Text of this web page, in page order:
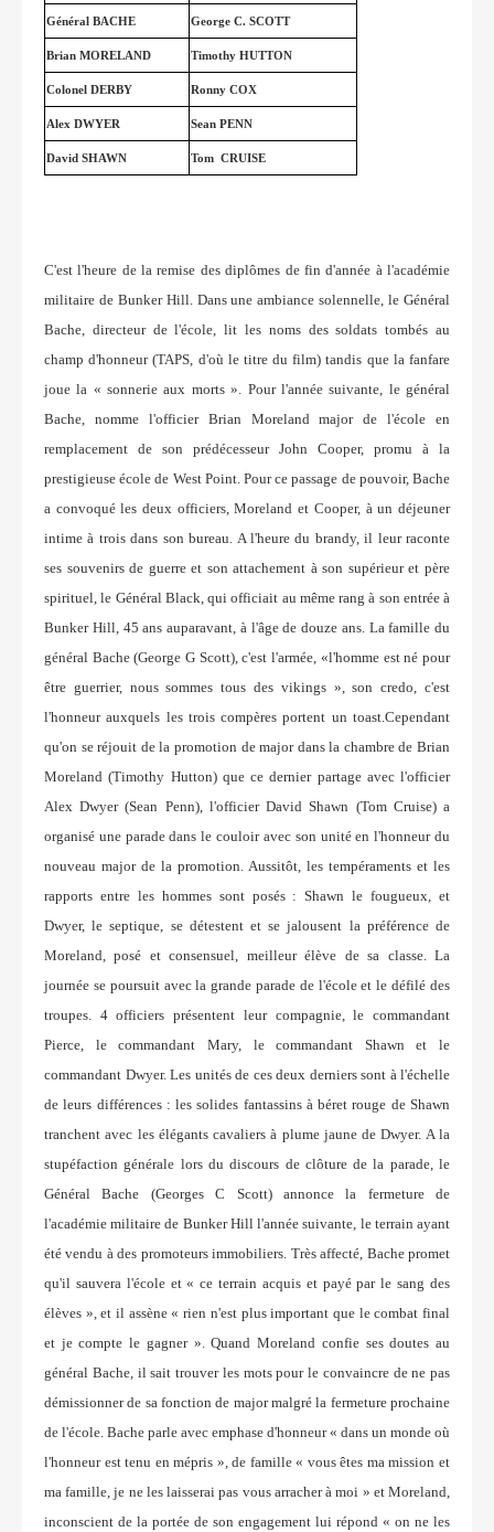
Général BACHE George C. SCOTT
Brian MORELAND Timothy HUTTON
Colonel DERBY Ronny COX
Alex DWYER Sean PENN
David SHAWN Tom CRUISE
C'est l'heure de la remise des diplômes de fin d'année à l'académie
militaire de Bunker Hill. Dans une ambiance solennelle, le Général
Bache, directeur de l'école, lit les noms des soldats tombés au
champ d'honneur (TAPS, d'où le titre du film) tandis que la fanfare
joue la « sonnerie aux morts ». Pour l'année suivante, le général
Bache, nomme l'officier Brian Moreland major de l'école en
remplacement de son prédécesseur John Cooper, promu à la
prestigieuse école de West Point. Pour ce passage de pouvoir, Bache
a convoqué les deux officiers, Moreland et Cooper, à un déjeuner
intime à trois dans son bureau. A l'heure du brandy, il leur raconte
ses souvenirs de guerre et son attachement à son supérieur et père
spirituel, le Général Black, qui officiait au même rang à son entrée à
Bunker Hill, 45 ans auparavant, à l'âge de douze ans. La famille du
général Bache (George G Scott), c'est l'armée, «l'homme est né pour
être guerrier, nous sommes tous des vikings », son credo, c'est
l'honneur auxquels les trois compères portent un toast.Cependant
qu'on se réjouit de la promotion de major dans la chambre de Brian
Moreland (Timothy Hutton) que ce dernier partage avec l'officier
Alex Dwyer (Sean Penn), l'officier David Shawn (Tom Cruise) a
organisé une parade dans le couloir avec son unité en l'honneur du
nouveau major de la promotion. Aussitôt, les tempéraments et les
rapports entre les hommes sont posés : Shawn le fougueux, et
Dwyer, le septique, se détestent et se jalousent la préférence de
Moreland, posé et consensuel, meilleur élève de sa classe. La
journée se poursuit avec la grande parade de l'école et le défilé des
troupes. 4 officiers présentent leur compagnie, le commandant
Pierce, le commandant Mary, le commandant Shawn et le
commandant Dwyer. Les unités de ces deux derniers sont à l'échelle
de leurs différences : les solides fantassins à béret rouge de Shawn
tranchent avec les élégants cavaliers à plume jaune de Dwyer. A la
stupéfaction générale lors du discours de clôture de la parade, le
Général Bache (Georges C Scott) annonce la fermeture de
l'académie militaire de Bunker Hill l'année suivante, le terrain ayant
été vendu à des promoteurs immobiliers. Très affecté, Bache promet
qu'il sauvera l'école et « ce terrain acquis et payé par le sang des
élèves », et il assène « rien n'est plus important que le combat final
et je compte le gagner ». Quand Moreland confie ses doutes au
général Bache, il sait trouver les mots pour le convaincre de ne pas
démissionner de sa fonction de major malgré la fermeture prochaine
de l'école. Bache parle avec emphase d'honneur « dans un monde où
l'honneur est tenu en mépris », de famille « vous êtes ma mission et
ma famille, je ne les laisserai pas vous arracher à moi » et Moreland,
inconscient de la portée de son engagement lui répond « on ne les